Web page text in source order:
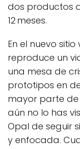
dos productos
12 meses.
En el nuevo
reproduce un
una mesa de
prototipos en
mayor parte de
aún no lo has
Opal de seguir
y enfocada.